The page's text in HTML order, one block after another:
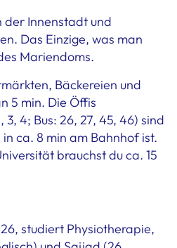
der Innenstadt und
Das Einzige, was man
Mariendoms.
Bäckereien und
5 min. Die Öffis
4; Bus: 26, 27, 45, 46) sind
ca. 8 min am Bahnhof ist.
brauchst du ca. 15
studiert Physiotherapie,